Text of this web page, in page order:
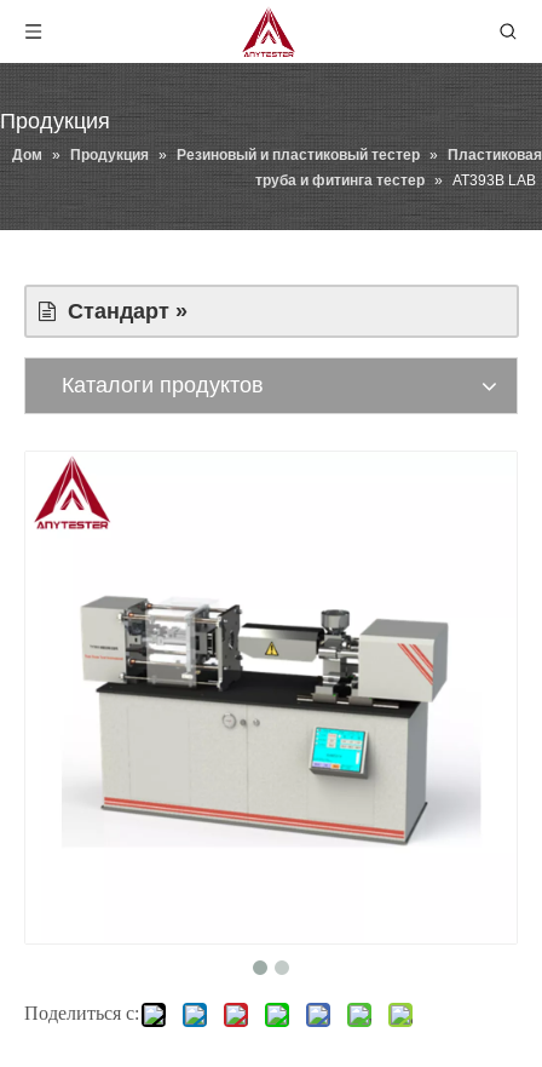
Продукция
Дом » Продукция » Резиновый и пластиковый тестер »
Пластиковая
труба и фитинга тестер » AT393B LAB
Стандарт »
Каталоги продуктов
Поделиться с: